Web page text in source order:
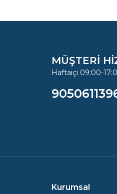
MÜŞTERİ
Haftaiçi 09:00-
Kurumsal